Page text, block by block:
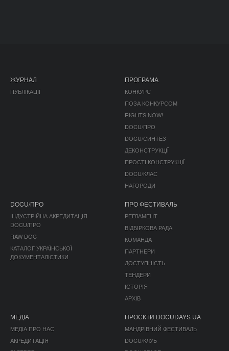
ЖУРНАЛ
ПУБЛІКАЦІЇ
ПРОГРАМА
КОНКУРС
ПОЗА КОНКУРСОМ
RIGHTS NOW!
DOCU/ПРО
DOCU/СИНТЕЗ
ДЕКОНСТРУКЦІЇ
ПРОСТІ КОНСТРУКЦІЇ
DOCU/КЛАС
НАГОРОДИ
DOCU/ПРО
ІНДУСТРІЙНА АКРЕДИТАЦІЯ
DOCU/ПРО
RAW DOC
КАТАЛОГ УКРАЇНСЬКОЇ
ДОКУМЕНТАЛІСТИКИ
ПРО ФЕСТИВАЛЬ
РЕГЛАМЕНТ
ВІДБІРКОВА РАДА
КОМАНДА
ПАРТНЕРИ
ДОСТУПНІСТЬ
ТЕНДЕРИ
ІСТОРІЯ
АРХІВ
МЕДІА
МЕДІА ПРО НАС
АКРЕДИТАЦІЯ
ПРОЄКТИ DOCUDAYS UA
МАНДРІВНИЙ ФЕСТИВАЛЬ
DOCU/КЛУБ